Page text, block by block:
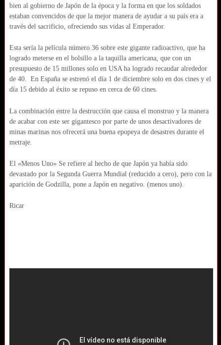
bien al gobierno de Japón de la época y la forma en que los soldados
estaban convencidos de que la mejor manera de ayudar a su país era a
través del sacrificio, ofreciendo sus vidas al Emperador.
Esta sería la película número 36 sobre este gigante radioactivo, que ha
logrado meterse en el bolsillo a la taquilla americana, que con un
presupuesto de 15 millones solo en USA ha logrado recaudar alrededor
de 40. En España se estrenó el día 1 de diciembre solo en dos cines y el
día 15 debido al éxito se repuso en cerca de 60 cines.
La combinación entre la destrucción que causa el monstruo y la manera
de acabar con este ser gigantesco por parte de unos desactivadores de
minas marinas nos ofrecerá una buena epopeya de desastres durante el
metraje.
El «Menos Uno» Se refiere al hecho de que Japón ya había sido
devastado por la Segunda Guerra Mundial (reducido a cero), pero con la
aparición de Godzilla, pone a Japón en negativo. (menos uno).
Ricar